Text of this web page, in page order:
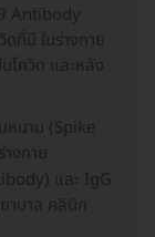
Antibody
ที่มี ในร่างกาย
โควิด และหลัง
หนาม (Spike
งกาย
และ IgG
าบาล คลินิก